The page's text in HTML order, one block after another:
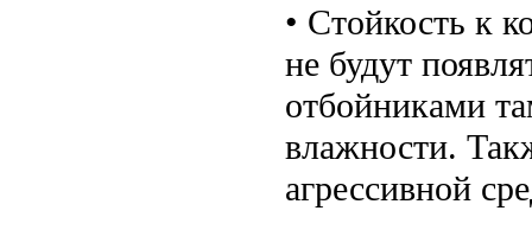
• Стойкость к
не будут
отбойниками
влажности.
агрессивной